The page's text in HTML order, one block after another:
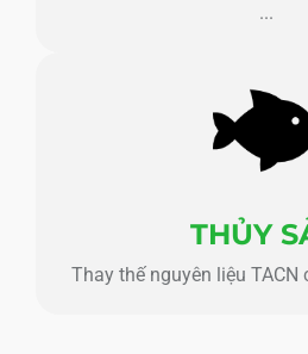
...
THỦY
Thay thế nguyên liệu TACN